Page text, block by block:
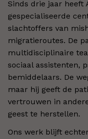
Sinds drie jaar heeft
gespecialiseerde
slachtoffers van
migratieroutes. De
multidisciplinaire
sociaal assistenten,
bemiddelaars. De
maar hij geeft de
vertrouwen in
geest te herstellen.
Ons werk blijft